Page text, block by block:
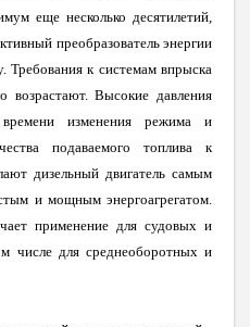
еще несколько десятилетий,
преобразователь энергии
Требования к системам впрыска
возрастают. Высокие давления
изменения режима и
подаваемого топлива к
дизельный двигатель самым
и мощным энергоагрегатом.
применение для судовых и
числе для среднеоборотных и